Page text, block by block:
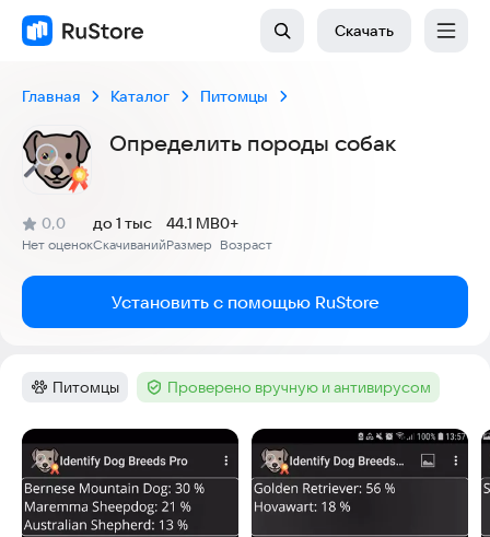
Скачать
Главная Каталог Питомцы
Определить породы собак
Рейтинг:
0,0
(
Нет оценок
)
Скачиваний
до 1 тыс
Размер
44.1 MB
Возраст
0+
Установить с помощью RuStore
Категория:
Питомцы Тег :Проверено вручную и антивирусом
Скриншоты